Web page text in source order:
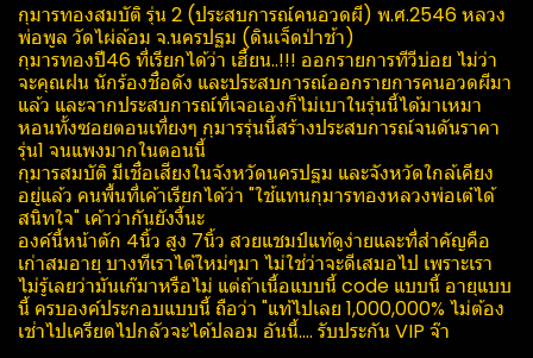
กุมารทองสมบัติ​ รุ่น 2 (ประสบการณ์คนอวดผี)​ พ.ศ.2546 หลวง
พ่อพูล​ วัด​ไผ่​ล้อม​ จ.นครปฐม​ (ดินเจ็ดป่าช้า)
กุมารทองปี46 ที่เรียกได้ว่า เฮี้ยน..!!! ออกรายการทีวีบ่อย ไม่ว่า
จะคุณฝน นักร้องชื่อดัง และประสบการณ์​ออกรายการคนอวดผีมา
แล้ว และจากประสบการณ์​ที่เจอเองก็ไม่เบาในรุ่นนี้ได้มาเหมา
หอนทั้งซอยตอนเที่ยงๆ กุมารรุ่นนี้สร้างประสบการณ์​จนดันราคา
รุ่น1 จนแพงมากในตอนนี้
กุมารสมบัติ​ มีเชื่อเสียงในจังหวัด​นครปฐม ​และจังหวัดใกล้เคียง​
อยู่แล้ว คนพื้นที่เค้าเรียกได้ว่า "ใช้แทนกุมารทองหลวงพ่อเต๋ได้
สนิทใจ" เค้าว่ากันยังงี้นะ
องค์นี้หน้าตัก 4นิ้ว สูง 7นิ้ว สวยแชมป์แท้ดูง่ายและที่สำคัญคือ
เก่าสมอายุ บางทีเราได้ใหม่ๆมา ไม่ใช่ว่าจะดีเสมอไป เพราะเรา
ไม่รู้เลยว่ามันเก๊มาหรือไม่ แต่ถ้าเนื้อแบบนี้ code แบบนี้ อายุแบบ
นี้ ครบองค์ประกอบ​แบบนี้ ถือว่า "แท้ไปเลย 1,000,000% ไม่ต้อง
เช่าไปเครียดไปกลัวจะได้ปลอม อันนี้.... รับประกัน​ VIP จ๊า